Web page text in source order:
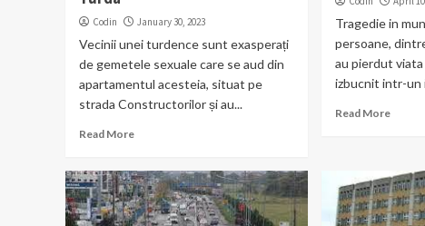
Codin January 30, 2023
Vecinii unei turdence sunt exasperați
de gemetele sexuale care se aud din
apartamentul acesteia, situat pe
strada Constructorilor și au...
Read More
Tragedie in
persoane,
au pierdut
izbucnit intr-un
Read More